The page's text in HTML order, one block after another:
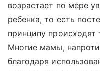
возрастает по мере
ребенка, то есть
принципу происходят
Многие мамы,
благодаря